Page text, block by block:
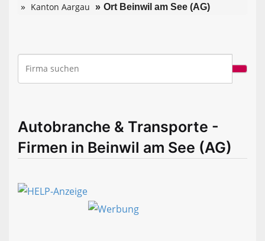
Kanton Aargau
Ort Beinwil am See (AG)
Autobranche & Transporte -
Firmen in Beinwil am See (AG)